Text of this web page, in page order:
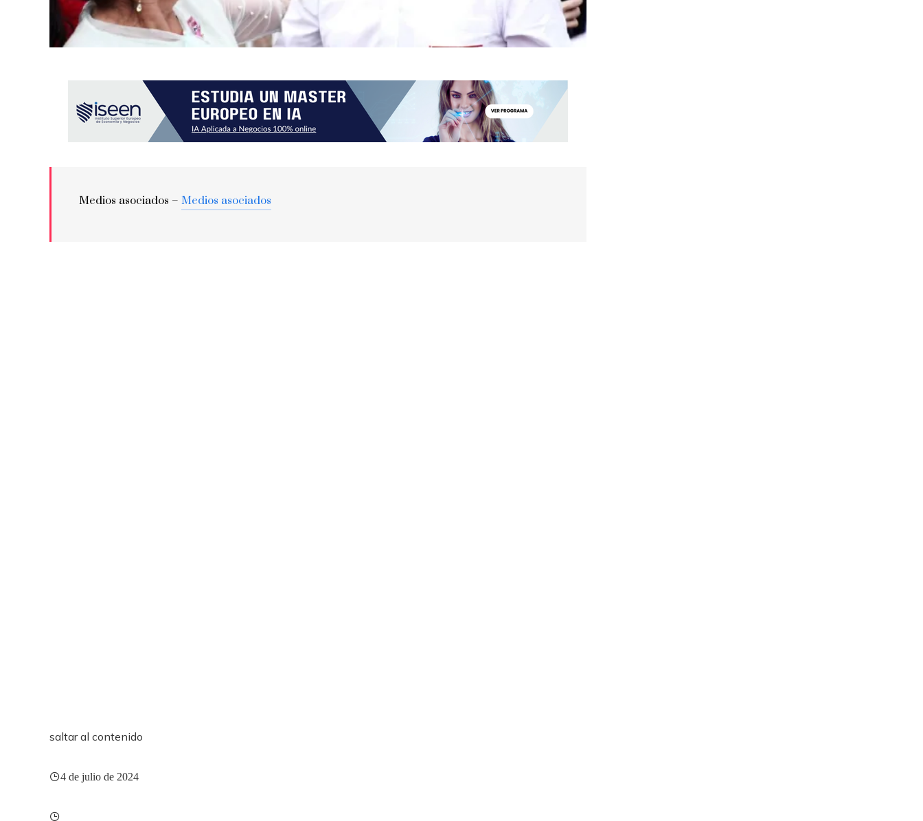
Medios asociados – Medios asociados
saltar al contenido
4 de julio de 2024